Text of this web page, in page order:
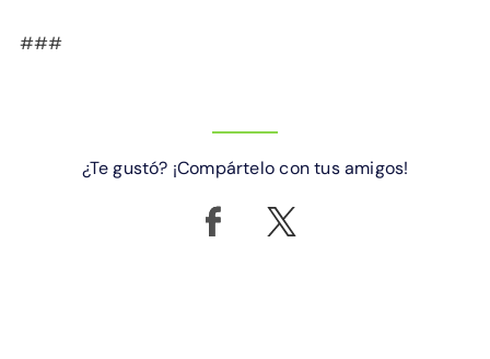
###
¿Te gustó? ¡Compártelo con tus amigos!